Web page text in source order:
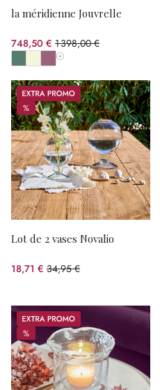
la méridienne Jouvrelle
748,50 € 1 398,00 €
(46.46%spared)
Afficher toutes les couleurs
Promos
%
%
Lot de 2 vases Novalio
18,71 € 34,95 €
(46.47%spared)
Promos
%
%